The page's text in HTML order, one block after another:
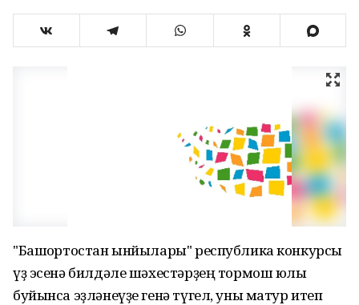
"Башҡортостан ынйылары" республика конкурсы
үҙ эсенә билдәле шәхестәрҙең тормош юлы
буйынса эҙләнеүҙе генә түгел, уны матур итеп